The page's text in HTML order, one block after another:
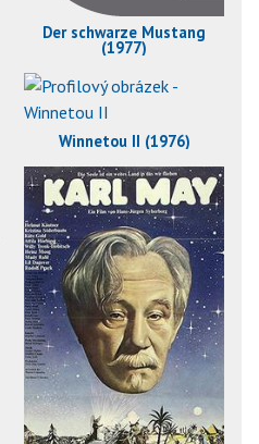
Der schwarze Mustang
(1977)
Winnetou II (1976)